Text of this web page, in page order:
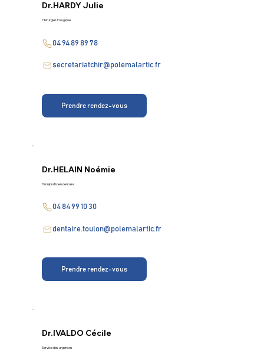
Dr.HARDY Julie
Chirurgie Urologique
04 94 89 89 78
secretariatchir@polemalartic.fr
Prendre rendez-vous
Dr.HELAIN Noémie
Omnipraticien dentaire
04 84 99 10 30
dentaire.toulon@polemalartic.fr
Prendre rendez-vous
Dr.IVALDO Cécile
Service des urgences